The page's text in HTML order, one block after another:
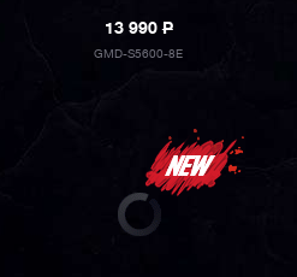
13 990P
GMD-S5600-8E